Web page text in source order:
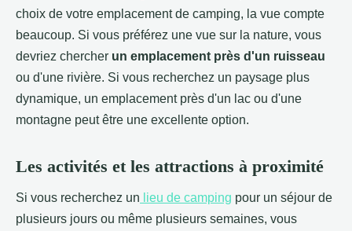
choix de votre emplacement de camping, la vue compte
beaucoup. Si vous préférez une vue sur la nature, vous
devriez chercher un emplacement près d'un ruisseau
ou d'une rivière. Si vous recherchez un paysage plus
dynamique, un emplacement près d'un lac ou d'une
montagne peut être une excellente option.
Les activités et les attractions à proximité
Si vous recherchez un lieu de camping pour un séjour de
plusieurs jours ou même plusieurs semaines, vous